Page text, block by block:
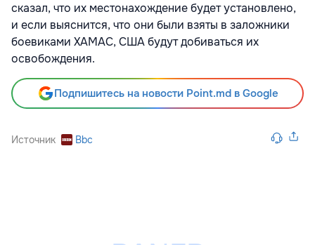
сказал, что их местонахождение будет установлено,
и если выяснится, что они были взяты в заложники
боевиками ХАМАС, США будут добиваться их
освобождения.
Подпишитесь на новости Point.md в Google
Источник Bbc